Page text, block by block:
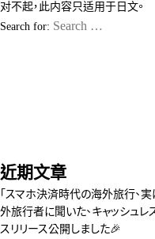
对不起，此内容只适用于 日文。
Search for:
近期文章
「スマホ決済時代の海外旅行、
外旅行者に聞いた、キャッシュレ
スリリース公開しました🎉